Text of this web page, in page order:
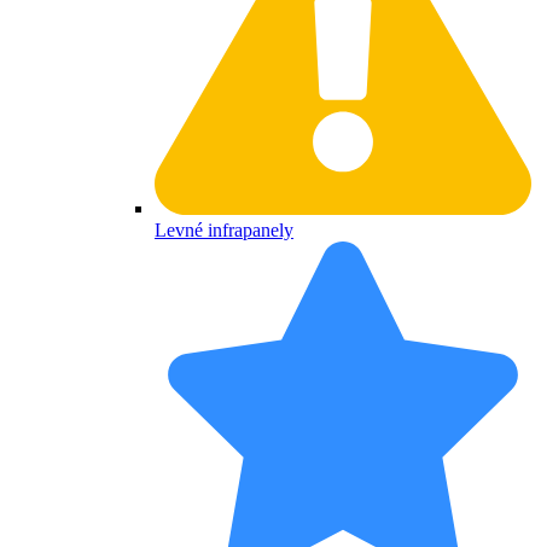
Levné infrapanely